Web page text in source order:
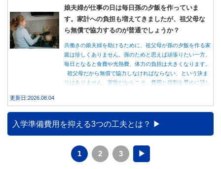
娘夫婦が仕事の日は毎日孫の夕飯を作っていま
す。家計への負担も増えてきましたが、祖父母な
ら無償で協力するのが普通でしょうか？
共働きの娘夫婦を助けるために、祖父母が孫の夕飯を作る家
庭は珍しくありません。孫のためと思えば頑張りたい一方、
毎日となると食費や光熱費、体力の負担は大きくなります。
祖父母だから無償で協力しなければならない、という決ま
りはありません。家族だからこそ、費用と役割を早めに話し
更新日:2026.08.04
入学準備費用を抑える3つの工夫とは？
1 2 3 ▶